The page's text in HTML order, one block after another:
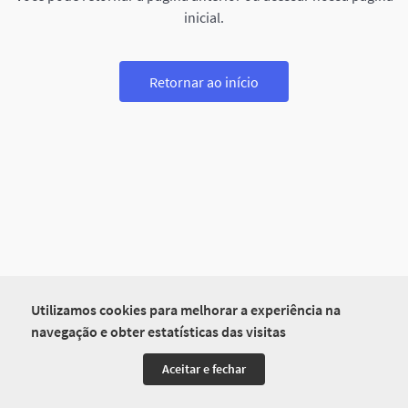
Utilizamos cookies para melhorar a experiência na
navegação e obter estatísticas das visitas
Aceitar e fechar
inicial.
Retornar ao início